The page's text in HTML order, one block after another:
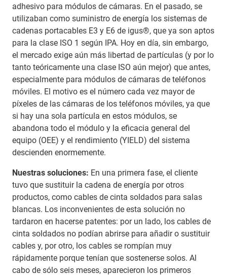
adhesivo para módulos de cámaras. En el pasado, se
utilizaban como suministro de energía los sistemas de
cadenas portacables E3 y E6 de igus®, que ya son aptos
para la clase ISO 1 según IPA. Hoy en día, sin embargo,
el mercado exige aún más libertad de partículas (y por lo
tanto teóricamente una clase ISO aún mejor) que antes,
especialmente para módulos de cámaras de teléfonos
móviles. El motivo es el número cada vez mayor de
píxeles de las cámaras de los teléfonos móviles, ya que
si hay una sola partícula en estos módulos, se
abandona todo el módulo y la eficacia general del
equipo (OEE) y el rendimiento (YIELD) del sistema
descienden enormemente.
Nuestras soluciones: En una primera fase, el cliente
tuvo que sustituir la cadena de energía por otros
productos, como cables de cinta soldados para salas
blancas. Los inconvenientes de esta solución no
tardaron en hacerse patentes: por un lado, los cables de
cinta soldados no podían abrirse para añadir o sustituir
cables y, por otro, los cables se rompían muy
rápidamente porque tenían que sostenerse solos. Al
cabo de sólo seis meses, aparecieron los primeros